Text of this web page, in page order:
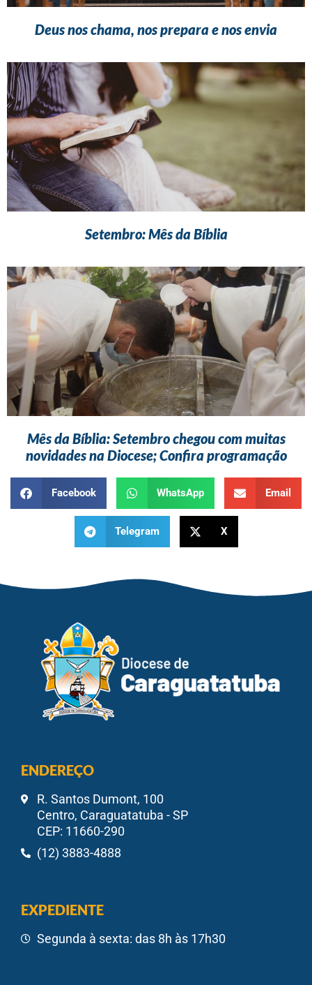
Deus nos chama, nos prepara e nos envia
Setembro: Mês da Bíblia
Mês da Bíblia: Setembro chegou com muitas
novidades na Diocese; Confira programação
Facebook WhatsApp Email
Telegram X
ENDEREÇO
R. Santos Dumont, 100
Centro, Caraguatatuba - SP
CEP: 11660-290
(12) 3883-4888
EXPEDIENTE
Segunda à sexta: das 8h às 17h30